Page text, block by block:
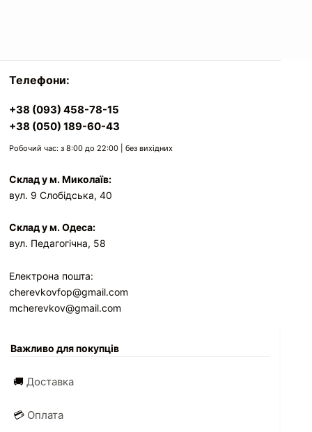
Телефони:
+38 (093) 458-78-15
+38 (050) 189-60-43
Робочий час: з 8:00 до 22:00 | без вихідних
Склад у м. Миколаїв:
вул. 9 Слобідська, 40
Склад у м. Одеса:
вул. Педагогічна, 58
Електрона пошта:
cherevkovfop@gmail.com
mcherevkov@gmail.com
Важливо для покупців
🚚Доставка
💳 Оплата